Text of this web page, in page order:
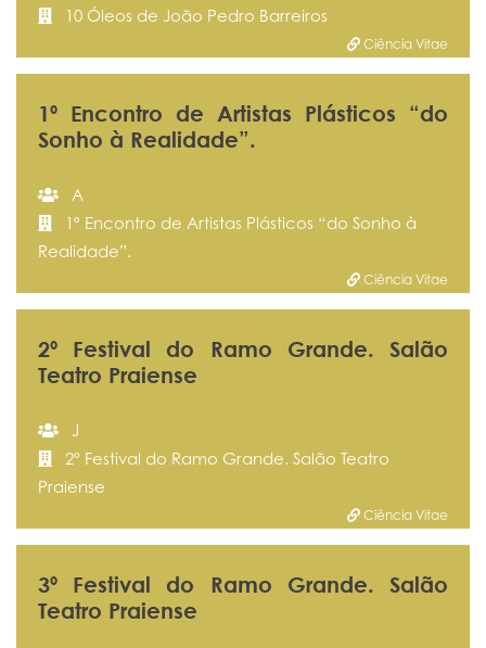
10 Óleos de João Pedro Barreiros
Ciência Vitae
1º Encontro de Artistas Plásticos “do
Sonho à Realidade”.
A
1º Encontro de Artistas Plásticos “do Sonho à
Realidade”.
Ciência Vitae
2º Festival do Ramo Grande. Salão
Teatro Praiense
J
2º Festival do Ramo Grande. Salão Teatro
Praiense
Ciência Vitae
3º Festival do Ramo Grande. Salão
Teatro Praiense